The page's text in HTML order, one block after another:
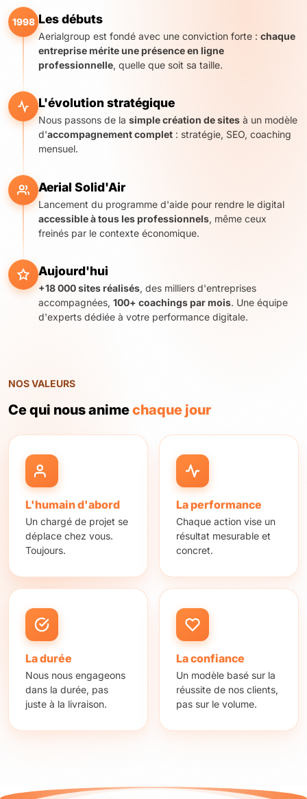
1998 Les débuts
Aerialgroup est fondé avec une conviction forte : chaque
entreprise mérite une présence en ligne
professionnelle, quelle que soit sa taille.
L'évolution stratégique
Nous passons de la simple création de sites à un modèle
d'accompagnement complet : stratégie, SEO, coaching
mensuel.
Aerial Solid'Air
Lancement du programme d'aide pour rendre le digital
accessible à tous les professionnels, même ceux
freinés par le contexte économique.
Aujourd'hui
+18 000 sites réalisés, des milliers d'entreprises
accompagnées, 100+ coachings par mois. Une équipe
d'experts dédiée à votre performance digitale.
NOS VALEURS
Ce qui nous animechaque jour
L'humain d'abord
Un chargé de projet se
déplace chez vous.
Toujours.
La performance
Chaque action vise un
résultat mesurable et
concret.
La durée
Nous nous engageons
dans la durée, pas
juste à la livraison.
La confiance
Un modèle basé sur la
réussite de nos clients,
pas sur le volume.